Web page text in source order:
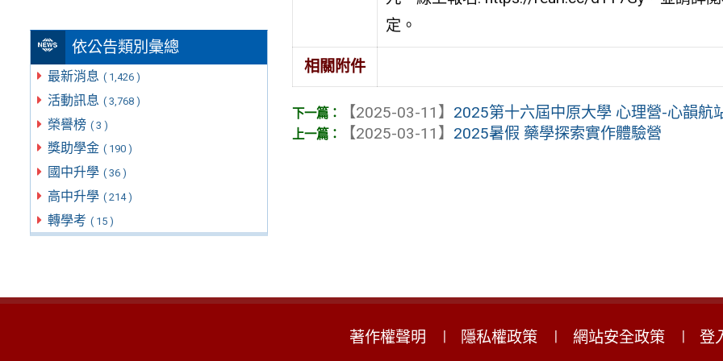
依公告類別彙總
最新消息 ( 1,426 )
活動訊息 ( 3,768 )
榮譽榜 ( 3 )
獎助學金 ( 190 )
國中升學 ( 36 )
高中升學 ( 214 )
轉學考 ( 15 )
定。
相關附件
【2025-03-11】 2025第十六屆中原大學 心理營-心韻航
【2025-03-11】 2025暑假 藥學探索實作體驗營
著作權聲明 隱私權政策 網站安全政策
登